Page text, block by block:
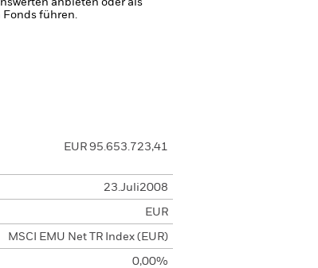
anbieten oder als
Fonds führen.
EUR 95.653.723,41
23.Juli2008
EUR
MSCI EMU Net TR Index (EUR)
0,00%